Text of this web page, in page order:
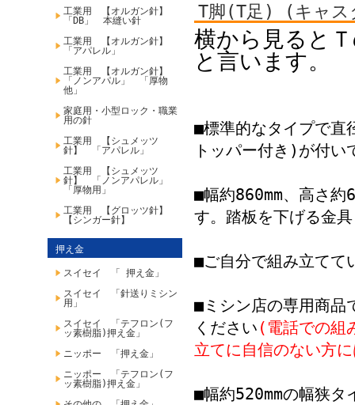
工業用 【オルガン針】
「DB」 本縫い針
工業用 【オルガン針】
「アパレル」
工業用 【オルガン針】
「ノンアパル」 「厚物
他」
家庭用・小型ロック・職業
用の針
工業用 【シュメッツ
針】 「アパレル」
工業用 【シュメッツ
針】 「ノンアパレル」
「厚物用」
工業用 【グロッツ針】
【シンガー針】
押え金
スイセイ 「 押え金」
スイセイ 「針送りミシン
用」
スイセイ 「テフロン(フ
ッ素樹脂)押え金」
ニッポー 「押え金」
ニッポー 「テフロン(フ
ッ素樹脂)押え金」
T脚(T足) (キャ
横から見ると
と言います。
■標準的なタイプで
トッパー付き)が付い
■幅約860mm、高さ
す。踏板を下げる金
■ご自分で組み立てて
■ミシン店の専用商品
ください (電話での組
立てに自信のない方
■幅約520mmの幅狭